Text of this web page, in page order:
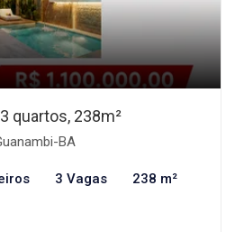
quartos, 238m²
BA
3 Vagas 238 m²